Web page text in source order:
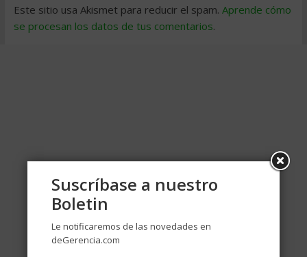
Este sitio usa Akismet para reducir el spam. Aprende cómo
se procesan los datos de tus comentarios.
Suscríbase a nuestro
Boletin
Le notificaremos de las novedades en
deGerencia.com